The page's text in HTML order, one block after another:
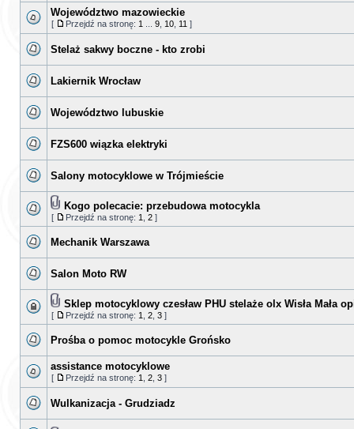
Województwo mazowieckie
[ Przejdź na stronę: 1 9 10 11 ]
Stelaż sakwy boczne - kto zrobi
Lakiernik Wrocław
Województwo lubuskie
FZS600 wiązka elektryki
Salony motocyklowe w Trójmieście
Kogo polecacie: przebudowa motocykla
[ Przejdź na stronę: 1 2 ]
Mechanik Warszawa
Salon Moto RW
Sklep motocyklowy czesław PHU stelaże olx Wisła Mała
[ Przejdź na stronę: 1 2 3 ]
Prośba o pomoc motocykle Grońsko
assistance motocyklowe
[ Przejdź na stronę: 1 2 3 ]
Wulkanizacja - Grudziadz